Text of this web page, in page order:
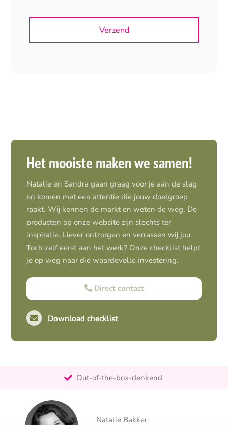
Het mooiste maken we samen!
Natalie en Sandra gaan graag voor je aan de slag
en komen met een attentie die jouw doelgroep
raakt. Wij kennen de markt en weten de weg. De
producten op onze website zijn slechts ter
inspiratie. Liever ontzorgen en verrassen wij jou.
Toch zelf eerst aan het werk? Onze checklist helpt
je op weg naar die waardevolle investering.
Direct contact
Download checklist
Out-of-the-box-denkend
Natalie Bakker: